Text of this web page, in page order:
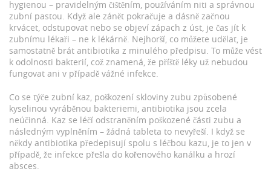
hygienou – pravidelným čištěním, používáním niti a správnou
zubní pastou. Když ale zánět pokračuje a dásně začnou
krvácet, odstupovat nebo se objeví zápach z úst, je čas jít k
zubnímu lékaři – ne k lékárně. Nejhorší, co můžete udělat, je
samostatně brát antibiotika z minulého předpisu. To může vést
k odolnosti bakterií, což znamená, že příště léky už nebudou
fungovat ani v případě vážné infekce.
Co se týče zubní kaz, poškození skloviny zubu způsobené
kyselinou vyráběnou bakteriemi, antibiotika jsou zcela
neúčinná. Kaz se léčí odstraněním poškozené části zubu a
následným vyplněním – žádná tableta to nevyřeší. I když se
někdy antibiotika předepisují spolu s léčbou kazu, je to jen v
případě, že infekce přešla do kořenového kanálku a hrozí
absces.